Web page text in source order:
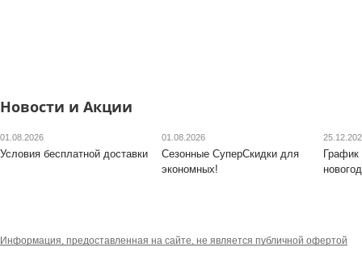
Новости и Акции
01.08.2026
Условия бесплатной доставки
01.08.2026
Сезонные СуперСкидки для
экономных!
График
Информация, предоставленная на сайте, не является публичной офертой